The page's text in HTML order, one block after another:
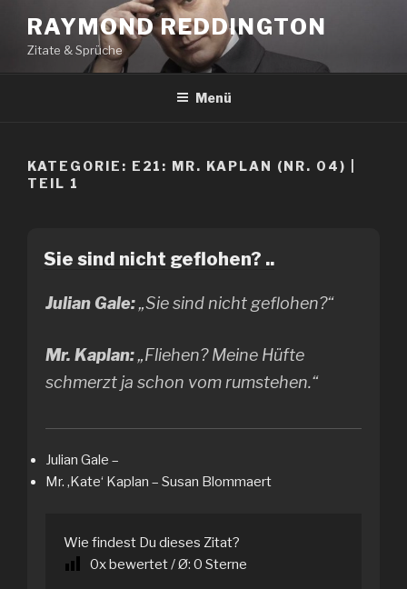
Inhalt
springen
RAYMOND REDDINGTON
Zitate & Sprüche
Menü
KATEGORIE: E21: MR. KAPLAN (NR. 04) |
TEIL 1
Sie sind nicht geflohen? ..
Julian Gale:„Sie sind nicht geflohen?“
Mr. Kaplan:„Fliehen? Meine Hüfte
schmerzt ja schon vom rumstehen.“
Julian Gale –
Mr. ‚Kate‘ Kaplan – Susan Blommaert
Wie findest Du dieses Zitat?
0x bewertet / Ø: 0 Sterne